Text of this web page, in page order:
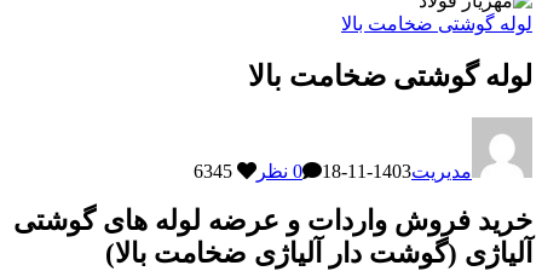
لوله گوشتی ضخامت بالا
لوله گوشتی ضخامت بالا
مدیریت1403-11-18 0 نظر
خرید فروش واردات و عرضه لوله های گوشتی
آلیاژی (گوشت دار آلیاژی ضخامت بالا)